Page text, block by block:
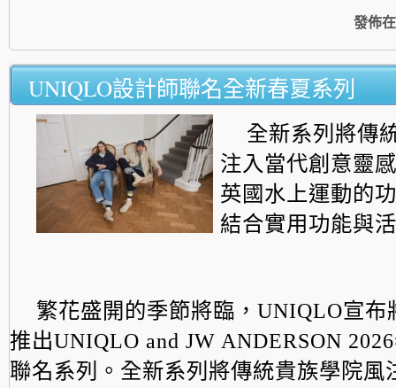
發佈在
UNIQLO設計師聯名全新春夏系列
全新系列將傳
注入當代創意靈
英國水上運動的
結合實用功能與
繁花盛開的季節將臨，UNIQLO宣布
推出UNIQLO and JW ANDERSON
聯名系列。 全新系列將傳統貴族學院風